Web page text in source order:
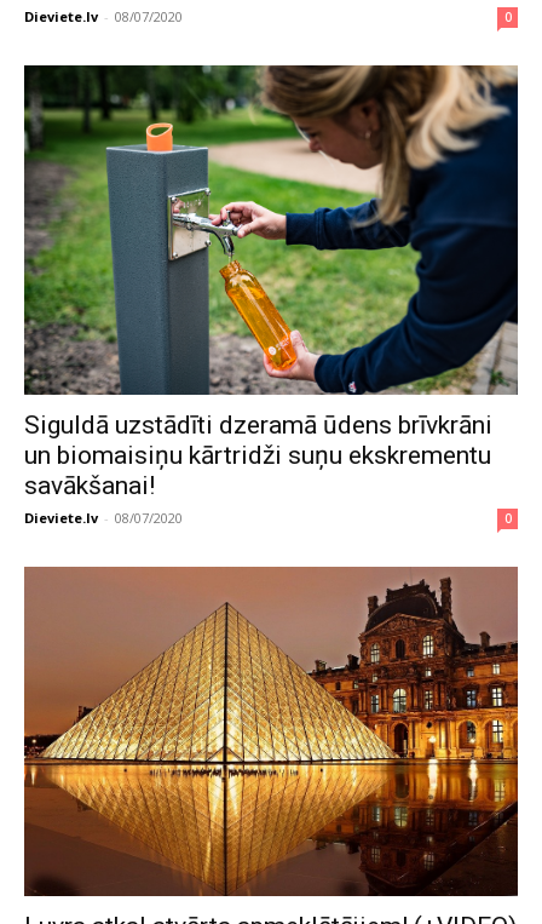
Dieviete.lv - 08/07/2020 0
Siguldā uzstādīti dzeramā ūdens brīvkrāni
un biomaisiņu kārtridži suņu ekskrementu
savākšanai!
Dieviete.lv - 08/07/2020 0